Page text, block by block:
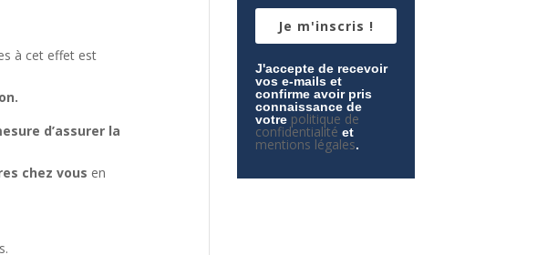
à cet effet est
d’assurer la
chez vous en
Je m'inscris !
J'accepte de recevoir
vos e-mails et
confirme avoir pris
connaissance de
votre politique de
confidentialité et
mentions légales.